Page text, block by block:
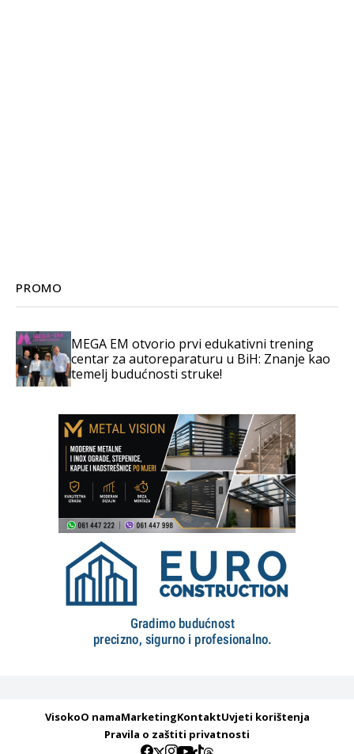
PROMO
MEGA EM otvorio prvi edukativni trening
centar za autoreparaturu u BiH: Znanje kao
temelj budućnosti struke!
VisokoO namaMarketingKontaktUvjeti korištenja
Pravila o zaštiti privatnosti